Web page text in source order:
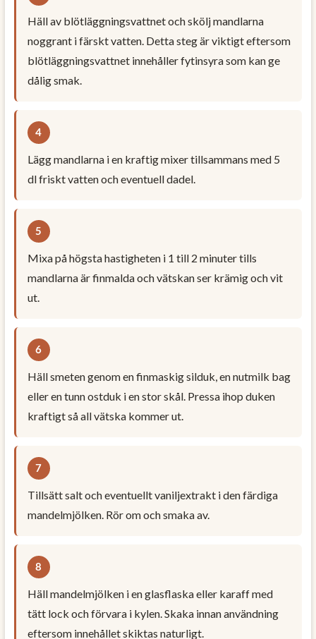
Häll av blötläggningsvattnet och skölj mandlarna
noggrant i färskt vatten. Detta steg är viktigt eftersom
blötläggningsvattnet innehåller fytinsyra som kan ge
dålig smak.
Lägg mandlarna i en kraftig mixer tillsammans med 5
dl friskt vatten och eventuell dadel.
Mixa på högsta hastigheten i 1 till 2 minuter tills
mandlarna är finmalda och vätskan ser krämig och vit
ut.
Häll smeten genom en finmaskig silduk, en nutmilk bag
eller en tunn ostduk i en stor skål. Pressa ihop duken
kraftigt så all vätska kommer ut.
Tillsätt salt och eventuellt vaniljextrakt i den färdiga
mandelmjölken. Rör om och smaka av.
Häll mandelmjölken i en glasflaska eller karaff med
tätt lock och förvara i kylen. Skaka innan användning
eftersom innehållet skiktas naturligt.